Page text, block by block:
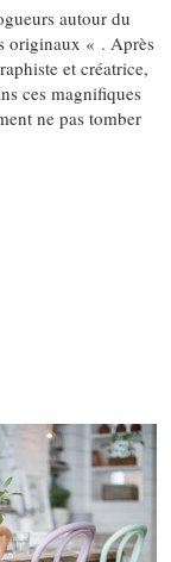
autour du
originaux « . Après
et créatrice,
ces magnifiques
ne pas tomber